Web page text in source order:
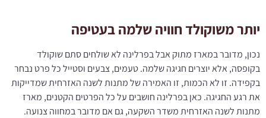
יותר משוקולד חוויה שלמה בעטיפה
נכון, מדובר במארז מתוק אבל בפרלינה לא שולחים סתם שוקולד
בקופסה, אלא יוצרים חגיגה שלמה. טעמים, צבעים וסטייל כל פרט נבחר
בקפידה. זו לא הכמות, זו האמירה של מתנות לשנה האזרחית שמדייקות
את רגע החגיגה. כאן בפרלינה חושבים על כל הפרטים הקטנים, מארז
מתנות לשנה האזרחית משדר השקעה, גם אם מדובר במחווה צנועה.